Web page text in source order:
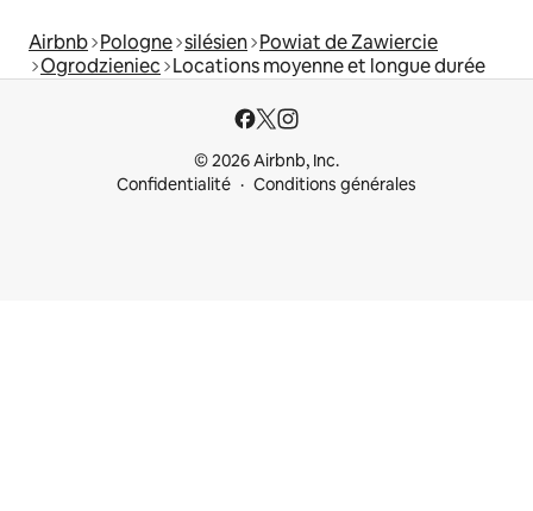
Airbnb Pologne silésien Powiat de Zawiercie
Ogrodzieniec Locations moyenne et longue durée
© 2026 Airbnb, Inc.
Confidentialité
Conditions générales